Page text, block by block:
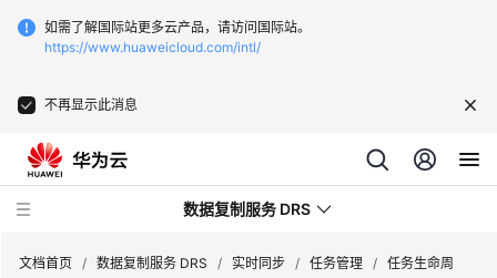
如需了解国际站更多云产品，请访问国际站。
https://www.huaweicloud.com/intl/
不再显示此消息
数据复制服务 DRS
文档首页 / 数据复制服务 DRS / 实时同步 / 任务管理 / 任务生命周